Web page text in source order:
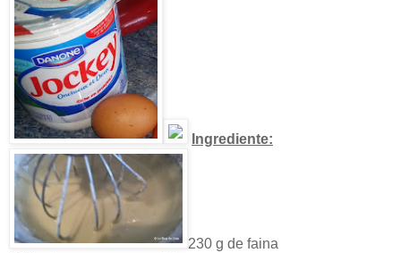
Ingrediente:
230 g de faina